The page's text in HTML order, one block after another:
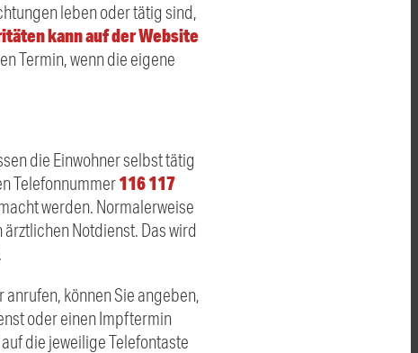
leben oder tätig sind,
kann auf der Website
Termin, wenn die eigene
die Einwohner selbst tätig
Telefonnummer116 117
werden. Normalerweise
Notdienst. Das wird
können Sie angeben,
oder einen Impftermin
die jeweilige Telefontaste